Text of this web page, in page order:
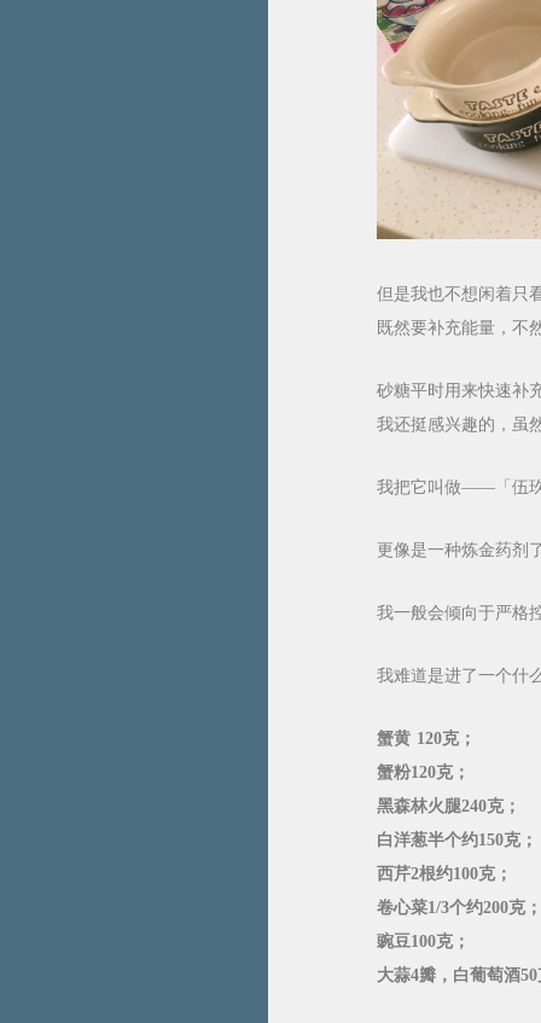
但是我也不想闲着
既然要补充能量，不
砂糖平时用来快速
我还挺感兴趣的，虽
我把它叫做——「伍
更像是一种炼金药剂
我一般会倾向于严格
我难道是进了一个什
蟹黄 120克；
蟹粉120克；
黑森林火腿240克；
白洋葱半个约150克；
西芹2根约100克；
卷心菜1/3个约200克；
豌豆100克；
大蒜4瓣，白葡萄酒